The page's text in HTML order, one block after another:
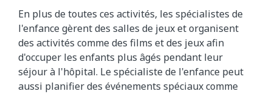
En plus de toutes ces activités, les spécialistes de
l'enfance gèrent des salles de jeux et organisent
des activités comme des films et des jeux afin
d'occuper les enfants plus âgés pendant leur
séjour à l'hôpital. Le spécialiste de l'enfance peut
aussi planifier des événements spéciaux comme